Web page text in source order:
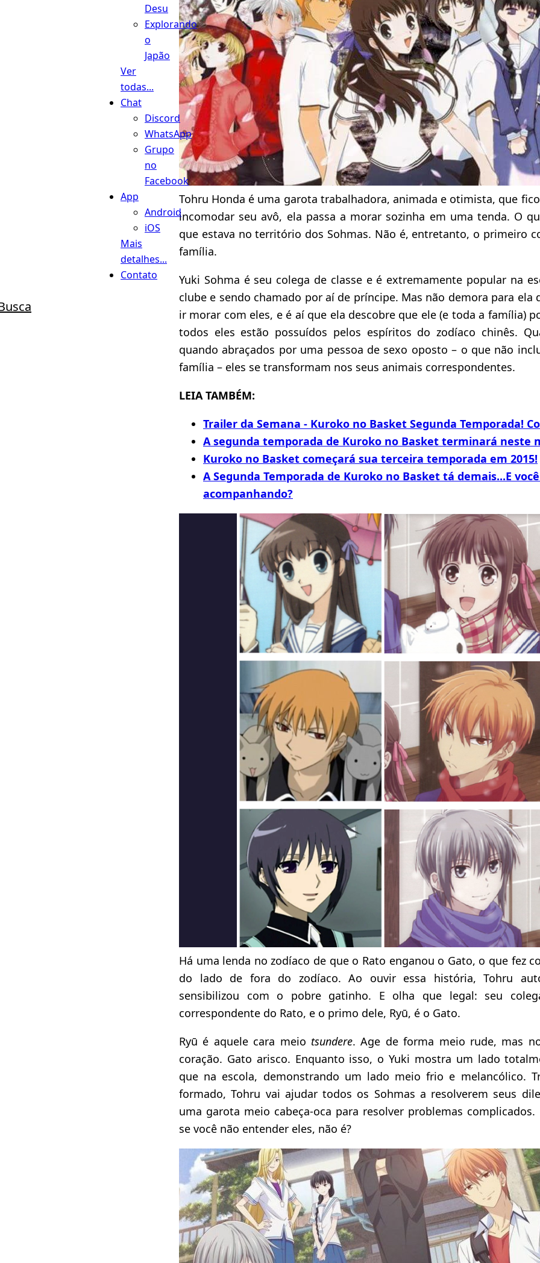
Desu
Explorando
o
Japão
Ver
todas...
Chat
Discord
WhatsApp
Grupo
no
Facebook
App
Android
iOS
Mais
detalhes...
Contato
Tohru Honda é uma garota trabalhadora, animada e otimista, que
incomodar seu avô, ela passa a morar sozinha em uma tenda. O
que estava no território dos Sohmas. Não é, entretanto, o primeiro
família.
Yuki Sohma é seu colega de classe e é extremamente popular na
clube e sendo chamado por aí de príncipe. Mas não demora para ela
ir morar com eles, e é aí que ela descobre que ele (e toda a família)
todos eles estão possuídos pelos espíritos do zodíaco chinês.
quando abraçados por uma pessoa de sexo oposto – o que não
família – eles se transformam nos seus animais correspondentes.
LEIA TAMBÉM:
Trailer da Semana - Kuroko no Basket Segunda Temporada!
A segunda temporada de Kuroko no Basket terminará neste
Kuroko no Basket começará sua terceira temporada em 2015!
A Segunda Temporada de Kuroko no Basket tá demais...E
acompanhando?
Há uma lenda no zodíaco de que o Rato enganou o Gato, o que fez
do lado de fora do zodíaco. Ao ouvir essa história, Tohru
sensibilizou com o pobre gatinho. E olha que legal: seu
correspondente do Rato, e o primo dele, Ryū, é o Gato.
Ryū é aquele cara meio tsundere. Age de forma meio rude, mas
coração. Gato arisco. Enquanto isso, o Yuki mostra um lado
que na escola, demonstrando um lado meio frio e melancólico.
formado, Tohru vai ajudar todos os Sohmas a resolverem seus
uma garota meio cabeça-oca para resolver problemas
se você não entender eles, não é?